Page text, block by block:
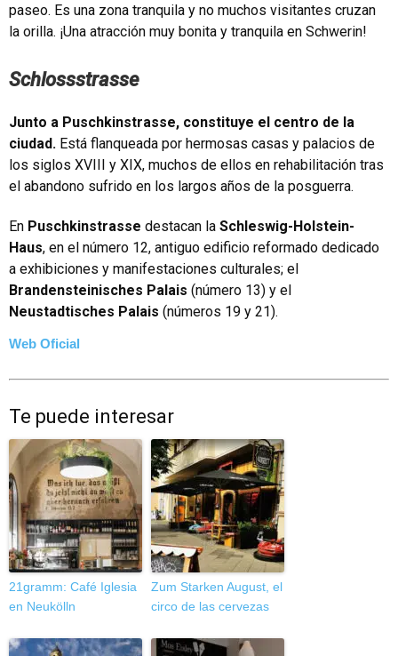
paseo. Es una zona tranquila y no muchos visitantes cruzan
la orilla. ¡Una atracción muy bonita y tranquila en Schwerin!
Schlossstrasse
Junto a Puschkinstrasse, constituye el centro de la
ciudad. Está flanqueada por hermosas casas y palacios de
los siglos XVIII y XIX, muchos de ellos en rehabilitación tras
el abandono sufrido en los largos años de la posguerra.
En Puschkinstrasse destacan la Schleswig-Holstein-
Haus, en el número 12, antiguo edificio reformado dedicado
a exhibiciones y manifestaciones culturales; el
Brandensteinisches Palais (número 13) y el
Neustadtisches Palais (números 19 y 21).
Web Oficial
Te puede interesar
21gramm: Café Iglesia
en Neukölln
Zum Starken August, el
circo de las cervezas